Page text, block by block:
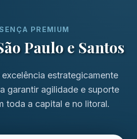
PREMIUM
Paulo e Santos
estrategicamente
garantir agilidade e suporte
toda a capital e no litoral.